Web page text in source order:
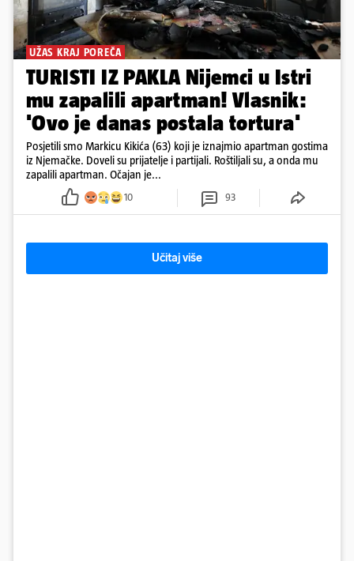
UŽAS KRAJ POREČA
TURISTI IZ PAKLA Nijemci u Istri
mu zapalili apartman! Vlasnik:
'Ovo je danas postala tortura'
Posjetili smo Markicu Kikića (63) koji je iznajmio apartman gostima
iz Njemačke. Doveli su prijatelje i partijali. Roštiljali su, a onda mu
zapalili apartman. Očajan je...
10 93
Učitaj više